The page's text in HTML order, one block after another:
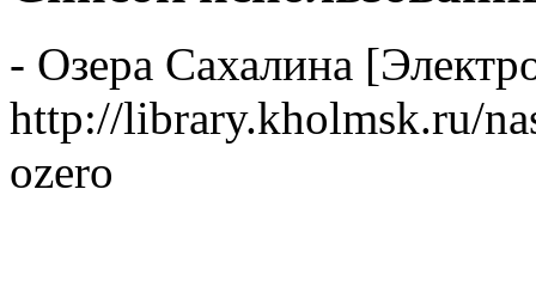
- Озера Сахалина
http://library.kholmsk.ru/
ozero